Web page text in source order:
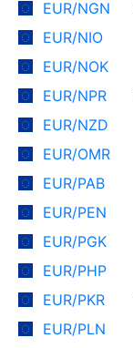
EUR/NGN
EUR/NIO
EUR/NOK
EUR/NPR
EUR/NZD
EUR/OMR
EUR/PAB
EUR/PEN
EUR/PGK
EUR/PHP
EUR/PKR
EUR/PLN